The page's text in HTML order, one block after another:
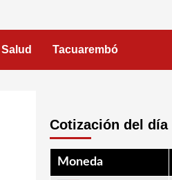
Salud Tacuarembó
Cotización del día
Moneda